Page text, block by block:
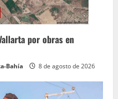
por obras en
Bahía 8 de agosto de 2026